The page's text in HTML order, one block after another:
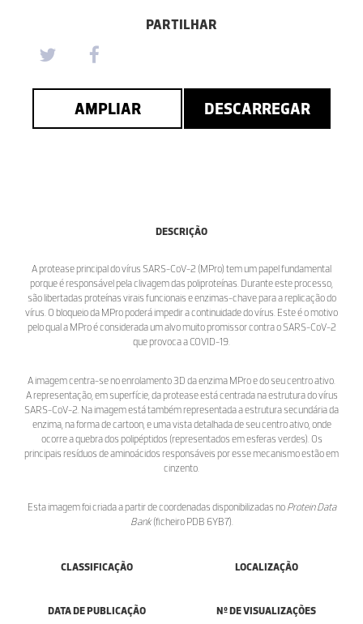
PARTILHAR
AMPLIAR DESCARREGAR
DESCRIÇÃO
A protease principal do vírus SARS-CoV-2 (MPro) tem um papel fundamental
porque é responsável pela clivagem das poliproteínas. Durante este processo,
são libertadas proteínas virais funcionais e enzimas-chave para a replicação do
vírus. O bloqueio da MPro poderá impedir a continuidade do vírus. Este é o motivo
pelo qual a MPro é considerada um alvo muito promissor contra o SARS-CoV-2
que provoca a COVID-19.
A imagem centra-se no enrolamento 3D da enzima MPro e do seu centro ativo.
A representação, em superfície, da protease está centrada na estrutura do vírus
SARS-CoV-2. Na imagem está também representada a estrutura secundária da
enzima, na forma de cartoon, e uma vista detalhada de seu centro ativo, onde
ocorre a quebra dos polipéptidos (representados em esferas verdes). Os
principais resíduos de aminoácidos responsáveis por esse mecanismo estão em
cinzento.
Esta imagem foi criada a partir de coordenadas disponibilizadas no Protein Data
Bank(ficheiro PDB 6YB7).
CLASSIFICAÇÃO LOCALIZAÇÃO
DATA DE PUBLICAÇÃO Nº DE VISUALIZAÇÕES